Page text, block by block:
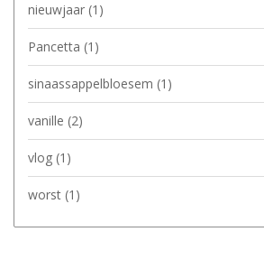
nieuwjaar (1)
Pancetta (1)
sinaassappelbloesem (1)
vanille (2)
vlog (1)
worst (1)